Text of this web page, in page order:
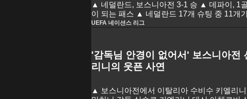
▲ 네덜란드, 보스니아전 3-1 승 ▲ 데파이, 1
이 되는 패스 ▲ 네덜란드 17개 슈팅 중 11개
짐
UEFA 네이션스 리그
'감독님 안경이 없어서' 보스니아전
리니의 웃픈 사연
▲ 보스니아전에서 이탈리아 수비수 키엘리